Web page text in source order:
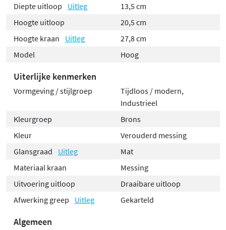
Diepte uitloop Uitleg
13,5 cm
Hoogte uitloop
20,5 cm
Hoogte kraan
Uitleg
27,8 cm
Model
Hoog
Uiterlijke kenmerken
Vormgeving / stijlgroep
Tijdloos / modern,
Industrieel
Kleurgroep
Brons
Kleur
Verouderd messing
Glansgraad
Uitleg
Mat
Materiaal kraan
Messing
Uitvoering uitloop
Draaibare uitloop
Afwerking greep
Uitleg Gekarteld
Algemeen